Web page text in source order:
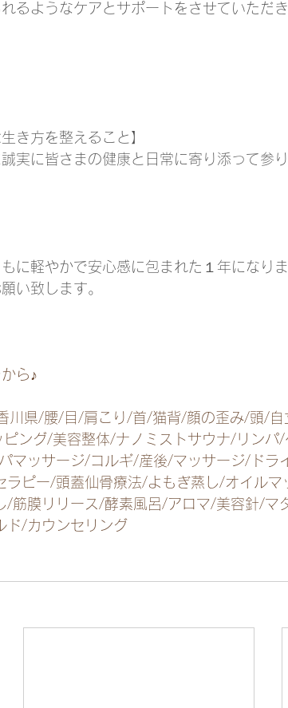
るようなケアとサポートをさせていただき
き方を整えること】
実に皆さまの健康と日常に寄り添って参り
に軽やかで安心感に包まれた１年になりま
い致します。
ら♪
川県/腰/目/肩こり/首/猫背/顔の歪み/頭/
ング/美容整体/ナノミストサウナ/リンパ
マッサージ/コルギ/産後/マッサージ/ドラ
ラピー/頭蓋仙骨療法/よもぎ蒸し/オイルマ
/筋膜リリース/酵素風呂/アロマ/美容針/マ
ド/カウンセリング